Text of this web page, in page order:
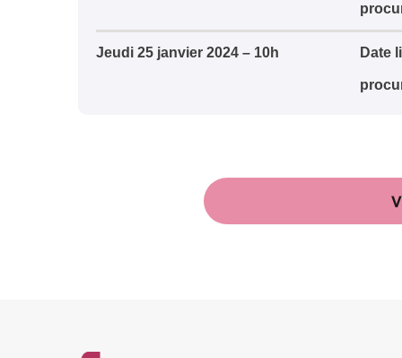
Jeudi 25 janvier 2024 – 10h Date